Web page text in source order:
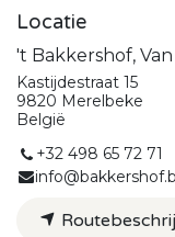
Locatie
't Bakkershof,
Kastijdestraat 15
9820 Merelbeke
België
+32 498 65 72 71